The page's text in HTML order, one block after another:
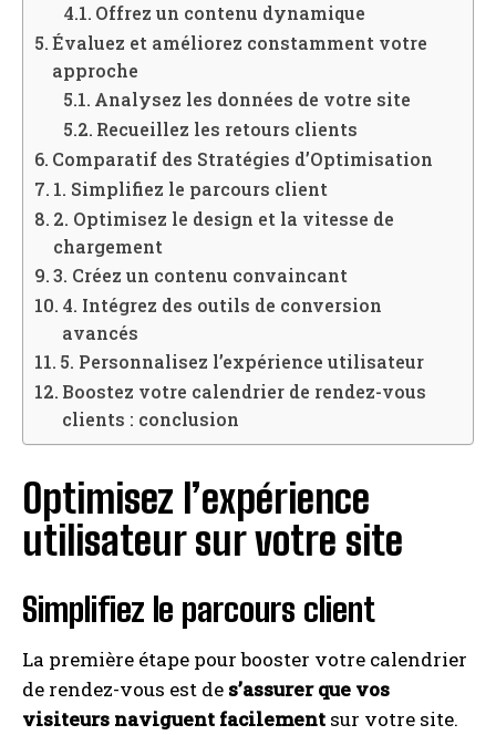
Offrez un contenu dynamique
Évaluez et améliorez constamment votre
approche
Analysez les données de votre site
Recueillez les retours clients
Comparatif des Stratégies d’Optimisation
1. Simplifiez le parcours client
2. Optimisez le design et la vitesse de
chargement
3. Créez un contenu convaincant
4. Intégrez des outils de conversion
avancés
5. Personnalisez l’expérience utilisateur
Boostez votre calendrier de rendez-vous
clients : conclusion
Optimisez l’expérience
utilisateur sur votre site
Simplifiez le parcours client
La première étape pour booster votre calendrier
de rendez-vous est de s’assurer que vos
visiteurs naviguent facilement sur votre site.